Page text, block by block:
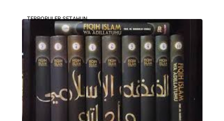
TERPOPULER SETAHUN